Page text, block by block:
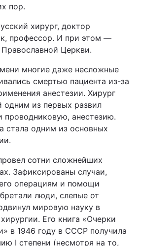
пор.
хирург, доктор
профессор. И при этом —
Церкви.
многие даже несложные
смертью пациента из-за
анестезии. Хирург
одним из первых развил
проводниковую, анестезию.
стала одним из основных
сотни сложнейших
Зафиксированы случаи,
операциям и помощи
люди, слепые от
мировую науку в
Его книга «Очерки
в 1946 году в СССР получила
I степени (несмотря на то,